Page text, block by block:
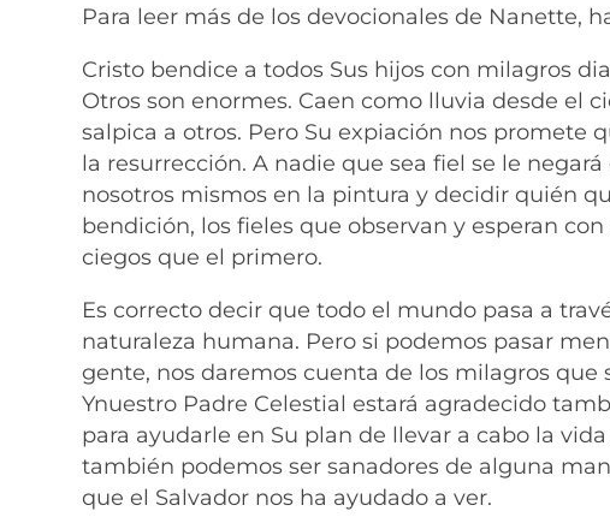
Para leer más de los devocionales de Nanette,
Cristo bendice a todos Sus hijos con milagros
Otros son enormes. Caen como lluvia desde el
salpica a otros. Pero Su expiación nos promete
la resurrección. A nadie que sea fiel se le
nosotros mismos en la pintura y decidir quién
bendición, los fieles que observan y esperan
ciegos que el primero.
Es correcto decir que todo el mundo pasa a
naturaleza humana. Pero si podemos pasar
gente, nos daremos cuenta de los milagros
Ynuestro Padre Celestial estará agradecido
para ayudarle en Su plan de llevar a cabo la
también podemos ser sanadores de alguna
que el Salvador nos ha ayudado a ver.